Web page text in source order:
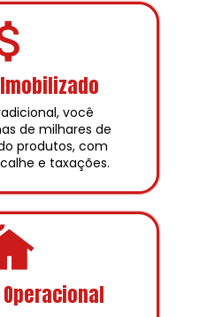
você
de milhares de
produtos, com
e taxações.